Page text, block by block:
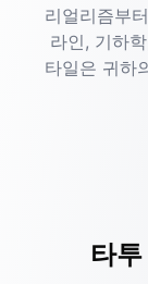
리얼리즘부
라인, 기하
타일은 귀하
타